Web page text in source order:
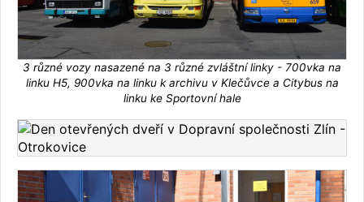
3 různé vozy nasazené na 3 různé zvláštní linky - 700vka na
linku H5, 900vka na linku k archivu v Klečůvce a Citybus na
linku ke Sportovní hale